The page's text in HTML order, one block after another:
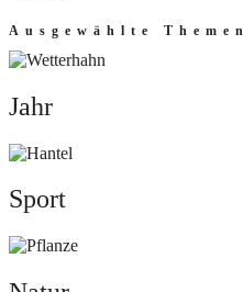
Ausgewählte Themen
Jahr
Jahr
Sport
Sport
Natur